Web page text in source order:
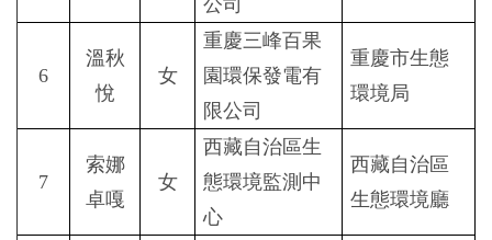
6
溫秋
悅
女
重慶三峰百果
園環保發電有
限公司
重慶市生態
環境局
7
索娜
卓嘎
女
西藏自治區生
態環境監測中
心
西藏自治區
生態環境廳